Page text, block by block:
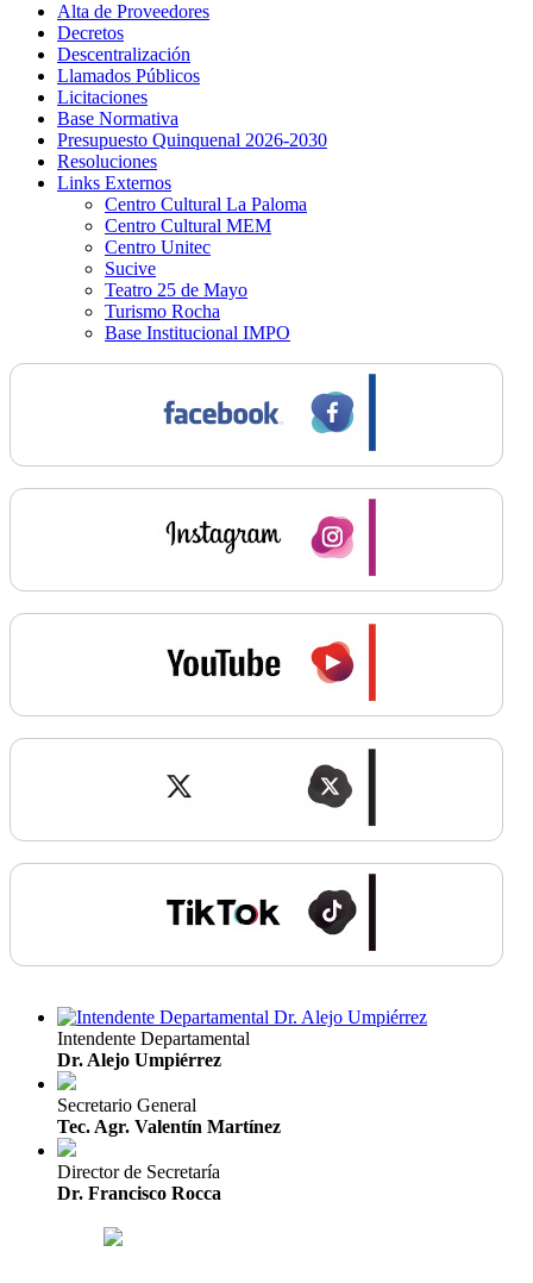
Alta de Proveedores
Decretos
Descentralización
Llamados Públicos
Licitaciones
Base Normativa
Presupuesto Quinquenal 2026-2030
Resoluciones
Links Externos
Centro Cultural La Paloma
Centro Cultural MEM
Centro Unitec
Sucive
Teatro 25 de Mayo
Turismo Rocha
Base Institucional IMPO
Intendente Departamental
Dr. Alejo Umpiérrez
Secretario General
Tec. Agr. Valentín Martínez
Director de Secretaría
Dr. Francisco Rocca